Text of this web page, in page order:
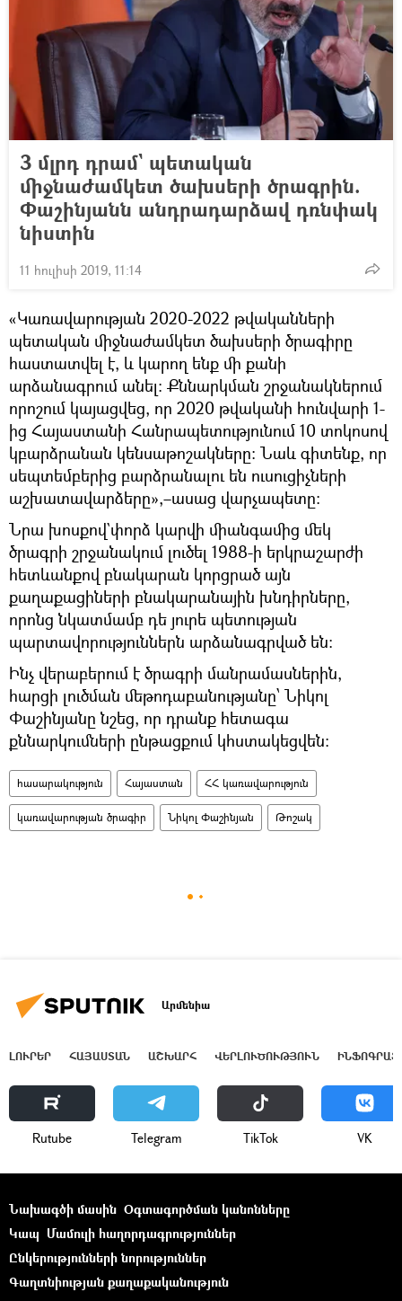
3 մլրդ դրամ` պետական
միջնաժամկետ ծախսերի ծրագրին.
Փաշինյանն անդրադարձավ դռնփակ
նիստին
11 հուլիսի 2019, 11:14
«Կառավարության 2020-2022 թվականների
պետական միջնաժամկետ ծախսերի ծրագիրը
հաստատվել է, և կարող ենք մի քանի
արձանագրում անել: Քննարկման շրջանակներում
որոշում կայացվեց, որ 2020 թվականի հունվարի 1-
ից Հայաստանի Հանրապետությունում 10 տոկոսով
կբարձրանան կենսաթոշակները: Նաև գիտենք, որ
սեպտեմբերից բարձրանալու են ուսուցիչների
աշխատավարձերը»,–ասաց վարչապետը:
Նրա խոսքով`փորձ կարվի միանգամից մեկ
ծրագրի շրջանակում լուծել 1988-ի երկրաշարժի
հետևանքով բնակարան կորցրած այն
քաղաքացիների բնակարանային խնդիրները,
որոնց նկատմամբ դե յուրե պետության
պարտավորություններն արձանագրված են:
Ինչ վերաբերում է ծրագրի մանրամասներին,
հարցի լուծման մեթոդաբանությանը՝ Նիկոլ
Փաշինյանը նշեց, որ դրանք հետագա
քննարկումների ընթացքում կհստակեցվեն:
հասարակություն Հայաստան ՀՀ կառավարություն
կառավարության ծրագիր Նիկոլ Փաշինյան Թոշակ
Արմենիա
ԼՈՒՐԵՐ ՀԱՅԱՍՏԱՆ ԱՇԽԱՐՀ ՎԵՐԼՈՒԾՈՒԹՅՈՒՆ
Rutube Telegram ТikТоk VK
Նախագծի մասին Օգտագործման կանոնները
Կապ Մամուլի հաղորդագրություններ
Ընկերությունների նորություններ
Գաղտնիության քաղաքականություն